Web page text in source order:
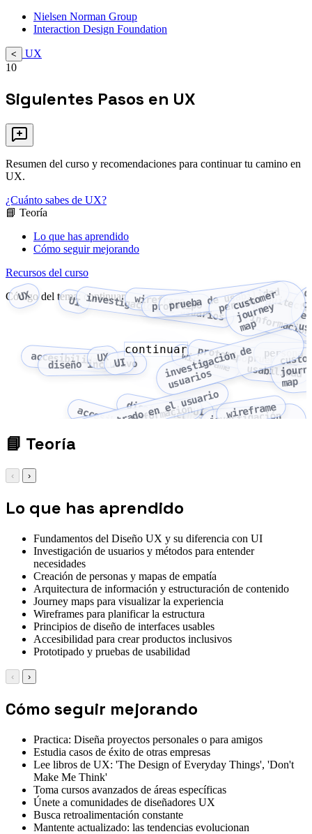
Nielsen Norman Group
Interaction Design Foundation
<
UX
10
Siguientes Pasos en UX
Resumen del curso y recomendaciones para continuar tu camino en
UX.
¿Cuánto sabes de UX?
📘 Teoría
Lo que has aprendido
Cómo seguir mejorando
Recursos del curso
Código del tema: continuar
UX UI investigación de usuarios
wireframe
prototipo
prueba de usabilidad
persona
c
u
s
t
o
m
e
r
j
o
u
r
n
e
y
m
a
pinformación
accesibilidad
diseño inclusivo
UX UI
i
n
v
e
s
t
i
g
a
c
i
ó
n
d
e
u
s
u
a
r
i
o
s
wireframe
prototipoprueba de
usabilidad
persona
map
arquitectura de información
diseño centrado en el usuario
accesibilidaddiseño inclusivo
UX
UI investigación
wireframe
continuar
📘 Teoría
‹ ›
Lo que has aprendido
Fundamentos del Diseño UX y su diferencia con UI
Investigación de usuarios y métodos para entender
necesidades
Creación de personas y mapas de empatía
Arquitectura de información y estructuración de contenido
Journey maps para visualizar la experiencia
Wireframes para planificar la estructura
Principios de diseño de interfaces usables
Accesibilidad para crear productos inclusivos
Prototipado y pruebas de usabilidad
‹ ›
Cómo seguir mejorando
Practica: Diseña proyectos personales o para amigos
Estudia casos de éxito de otras empresas
Lee libros de UX: 'The Design of Everyday Things', 'Don't
Make Me Think'
Toma cursos avanzados de áreas específicas
Únete a comunidades de diseñadores UX
Busca retroalimentación constante
Mantente actualizado: las tendencias evolucionan